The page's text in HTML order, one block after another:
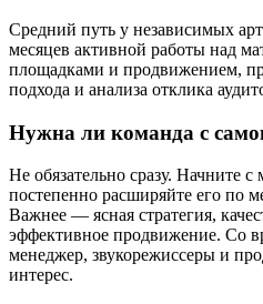
Средний путь у независимых
месяцев активной работы над
площадками и продвижением,
подхода и анализа отклика
Нужна ли команда с
Не обязательно сразу. Начните
постепенно расширяйте его по
Важнее — ясная стратегия,
эффективное продвижение. Со
менеджер, звукорежиссеры и
интерес.